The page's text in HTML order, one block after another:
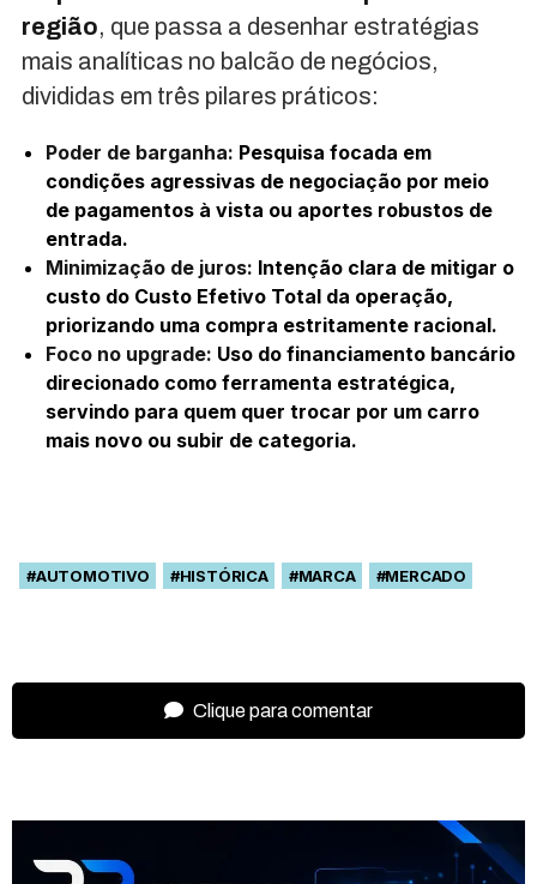
região, que passa a desenhar estratégias
mais analíticas no balcão de negócios,
divididas em três pilares práticos:
Poder de barganha: Pesquisa focada em
condições agressivas de negociação por meio
de pagamentos à vista ou aportes robustos de
entrada.
Minimização de juros: Intenção clara de mitigar o
custo do Custo Efetivo Total da operação,
priorizando uma compra estritamente racional.
Foco no upgrade: Uso do financiamento bancário
direcionado como ferramenta estratégica,
servindo para quem quer trocar por um carro
mais novo ou subir de categoria.
#AUTOMOTIVO #HISTÓRICA #MARCA #MERCADO
Clique para comentar